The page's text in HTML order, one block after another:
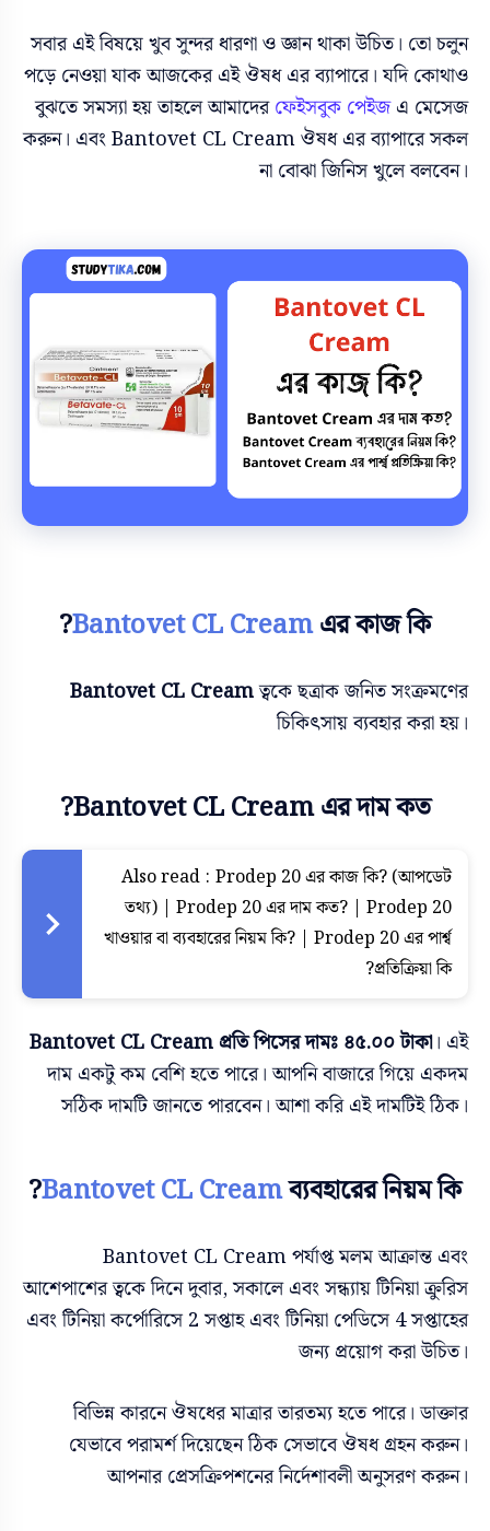
সবার এই বিষয়ে খুব সুন্দর ধারণা ও জ্ঞান থাকা উচিত। তো চলুন
পড়ে নেওয়া যাক আজকের এইঔষধ এর ব্যাপারে। যদি কোথাও
বুঝতে সমস্যা হয় তাহলে আমাদেরফেইসবুক পেইজএ মেসেজ
করুন। এবংBantovet CL Creamঔষধ এর ব্যাপারে সকল
না বোঝা জিনিস খুলে বলবেন।
Bantovet CL Creamএর কাজ কি?
Bantovet CL Creamত্বকে ছত্রাক জনিত সংক্রমণের
চিকিৎসায় ব্যবহার করা হয়।
Bantovet CL Cream এর দাম কত?
Also read : Prodep 20 এর কাজ কি? (আপডেট
তথ্য) | Prodep 20 এর দাম কত? | Prodep 20
খাওয়ার বা ব্যবহারের নিয়ম কি? | Prodep 20 এর পার্শ্ব
প্রতিক্রিয়া কি?
Bantovet CL Cream প্রতি পিসের দামঃ ৪৫.০০ টাকা। এই
দাম একটু কম বেশি হতে পারে। আপনি বাজারে গিয়ে একদম
সঠিক দামটি জানতে পারবেন। আশা করি এই দামটিই ঠিক।
Bantovet CL Creamব্যবহারের নিয়ম কি?
Bantovet CL Cream পর্যাপ্ত মলম আক্রান্ত এবং
আশেপাশের ত্বকে দিনে দুবার, সকালে এবং সন্ধ্যায় টিনিয়া ক্রুরিস
এবং টিনিয়া কর্পোরিসে 2 সপ্তাহ এবং টিনিয়া পেডিসে 4 সপ্তাহের
জন্য প্রয়োগ করা উচিত।
বিভিন্ন কারনে ঔষধের মাত্রার তারতম্য হতে পারে। ডাক্তার
যেভাবে পরামর্শ দিয়েছেন ঠিক সেভাবে ঔষধ গ্রহন করুন।
আপনার প্রেসক্রিপশনের নির্দেশাবলী অনুসরণ করুন।